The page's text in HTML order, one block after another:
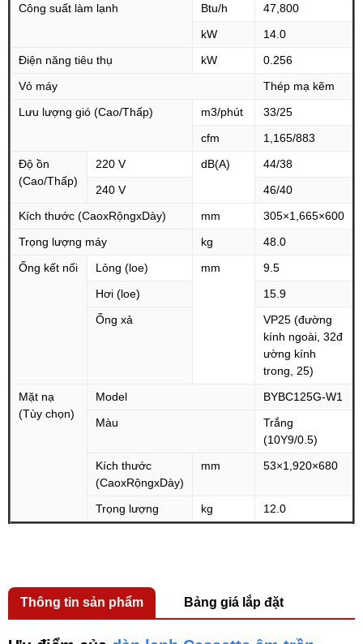
Công suất làm lạnh
Btu/h
47,800
kW
14.0
Điện năng tiêu thụ
kW
0.256
Vỏ máy
Thép mạ kẽm
Lưu lượng gió (Cao/Thấp)
m3/phút
33/25
cfm
1,165/883
Độ ồn
(Cao/Thấp)
220 V dB(A)
44/38
240 V
46/40
Kích thước (CaoxRộngxDày)
mm
305×1,665×600
Trọng lượng máy
kg
48.0
Ống kết nối
Lỏng (loe) mm
9.5
Hơi (loe)
15.9
Ống xả
VP25 (đường
kính ngoài, 32đ
ường kính
trong, 25)
Mặt nạ
(Tùy chọn)
Model
BYBC125G-W1
Màu
Trắng
(10Y9/0.5)
Kích thước
(CaoxRộngxDày)
mm 53×1,920×680
Trọng lượng kg 12.0
Thông tin sản phẩm Bảng giá lắp đặt